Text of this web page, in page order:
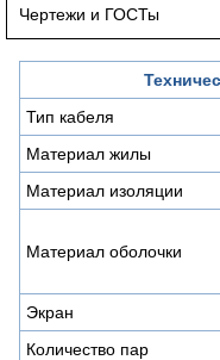
Чертежи и ГОСТы
Тип кабеля
Материал жилы
Материал изоляции
Материал оболочки
Экран
Количество пар